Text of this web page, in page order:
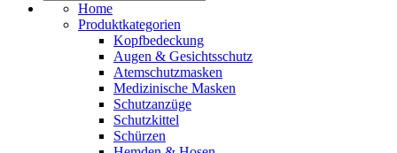
Home
Produktkategorien
Kopfbedeckung
Augen & Gesichtsschutz
Atemschutzmasken
Medizinische Masken
Schutzanzüge
Schutzkittel
Schürzen